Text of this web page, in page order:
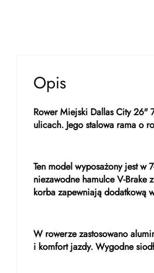
Opis
Rower Miejski Dallas City 26"
ulicach. Jego stalowa rama o
Ten model wyposażony jest w
niezawodne hamulce V-Brake
korba zapewniają dodatkową
W rowerze zastosowano
i komfort jazdy. Wygodne